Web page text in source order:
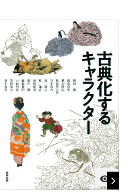
visibility